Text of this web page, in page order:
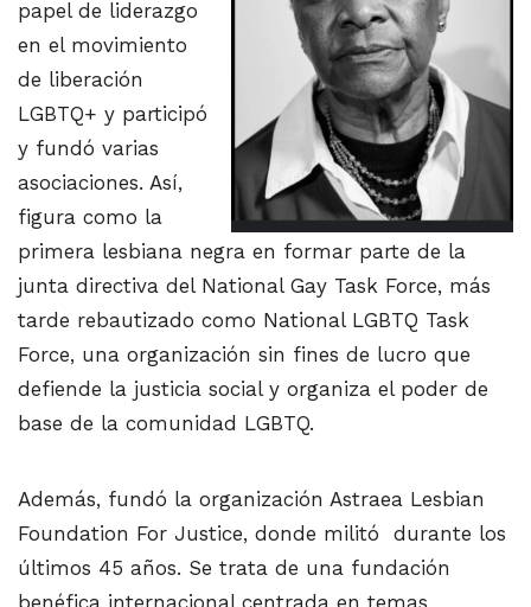
papel de liderazgo
en el movimiento
de liberación
LGBTQ+ y participó
y fundó varias
asociaciones. Así,
figura como la
primera lesbiana negra en formar parte de la
junta directiva del National Gay Task Force, más
tarde rebautizado como National LGBTQ Task
Force, una organización sin fines de lucro que
defiende la justicia social y organiza el poder de
base de la comunidad LGBTQ.
Además, fundó la organización Astraea Lesbian
Foundation For Justice, donde militó durante los
últimos 45 años. Se trata de una fundación
benéfica internacional centrada en temas